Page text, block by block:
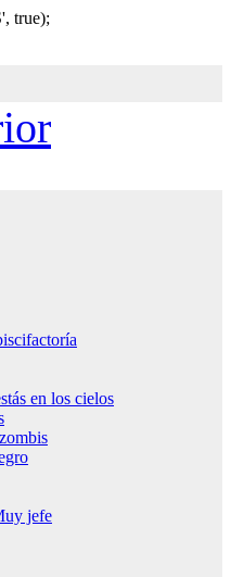
true);
en los cielos
jefe